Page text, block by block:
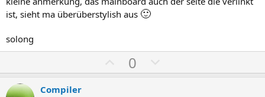
ist, sieht ma überüberstylish aus 🙂
solong
o
0
e
Compiler